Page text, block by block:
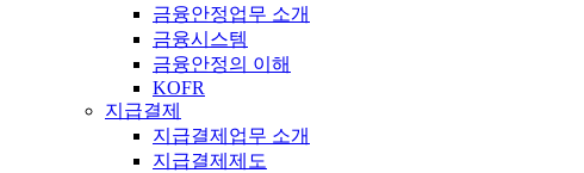
금융안정업무 소개
금융시스템
금융안정의 이해
KOFR
지급결제
지급결제업무 소개
지급결제제도